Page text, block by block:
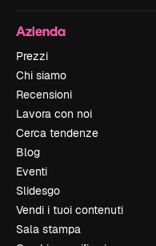
Azienda
Prezzi
Chi siamo
Recensioni
Lavora con noi
Cerca tendenze
Blog
Eventi
Slidesgo
Vendi i tuoi contenuti
Sala stampa